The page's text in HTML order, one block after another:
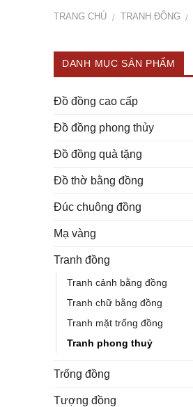
TRANG CHỦ / TRANH ĐỒNG /
DANH MỤC SẢN PHẨM
Đồ đồng cao cấp
Đồ đồng phong thủy
Đồ đồng quà tặng
Đồ thờ bằng đồng
Đúc chuông đồng
Mạ vàng
Tranh đồng
Tranh cảnh bằng đồng
Tranh chữ bằng đồng
Tranh mặt trống đồng
Tranh phong thuỷ
Trống đồng
Tượng đồng